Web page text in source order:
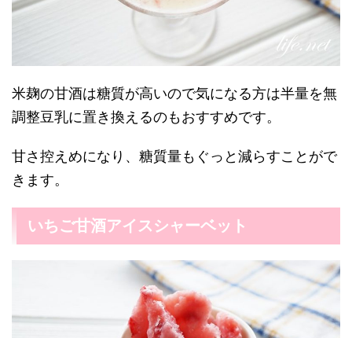
米麹の甘酒は糖質が高いので気になる方は半量を無
調整豆乳に置き換えるのもおすすめです。
甘さ控えめになり、糖質量もぐっと減らすことがで
きます。
いちご甘酒アイスシャーベット